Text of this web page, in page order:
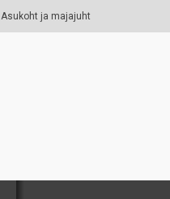
Asukoht ja majajuht